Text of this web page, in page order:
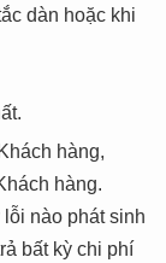
dàn hoặc khi
hàng,
hàng.
nào phát sinh
bất kỳ chi phí